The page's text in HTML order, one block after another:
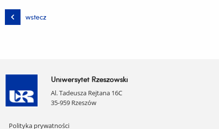
wstecz
Uniwersytet Rzeszowski
Al. Tadeusza Rejtana 16C
35-959 Rzeszów
Pomiń
Polityka prywatności